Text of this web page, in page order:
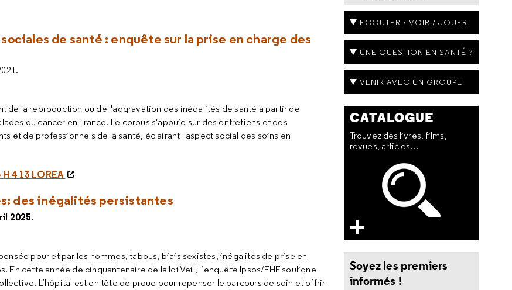
de santé : enquête sur la prise en charge des
de la reproduction ou de l'aggravation des inégalités de santé à partir de
du cancer en France. Le corpus s'appuie sur des entretiens et des
et de professionnels de la santé, éclairant l'aspect social des soins en
H 4 13 LOREA
des inégalités persistantes
2025.
pour et par les hommes, tabous, biais sexistes, inégalités de prise en
En cette année de cinquantenaire de la loi Veil, l’enquête Ipsos/FHF souligne
L’hôpital est en tête de proue pour repenser le parcours de soin et offrir
ECOUTER / VOIR / JOUER
UNE QUESTION EN SANTÉ ?
VENIR AVEC UN GROUPE
Soyez les premiers
informés !
CATALOGUE
Trouvez des livres, films,
revues, articles…